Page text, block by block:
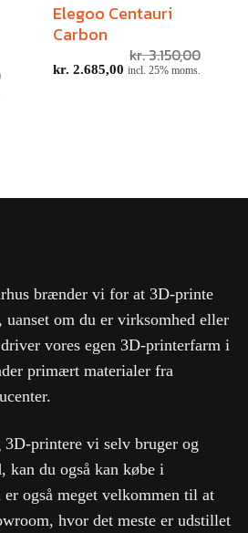
Elegoo Centauri
Carbon
kr.3.150,00
kr. 2.685,00 incl. 25% moms.
brænder vi for at 3D-printe
uanset om du er virksomhed eller
vores egen 3D-printerfarm i
primært materialer fra
3D-printere vi selv bruger og
kan du også kan købe i
er også meget velkommen til at
hvor det meste er udstillet